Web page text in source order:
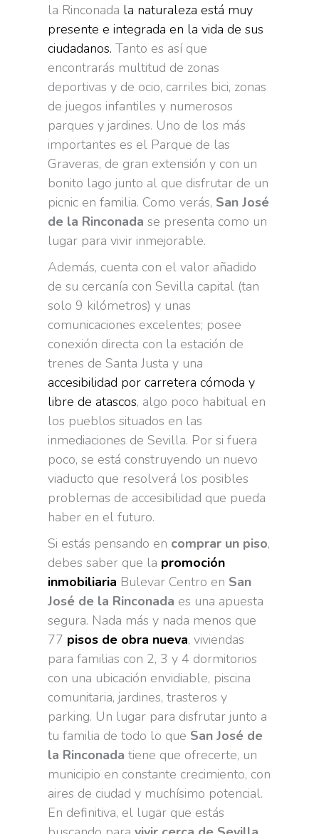
la Rinconada la naturaleza está muy
presente e integrada en la vida de sus
ciudadanos. Tanto es así que
encontrarás multitud de zonas
deportivas y de ocio, carriles bici, zonas
de juegos infantiles y numerosos
parques y jardines. Uno de los más
importantes es el Parque de las
Graveras, de gran extensión y con un
bonito lago junto al que disfrutar de un
picnic en familia. Como verás, San José
de la Rinconada se presenta como un
lugar para vivir inmejorable.
Además, cuenta con el valor añadido
de su cercanía con Sevilla capital (tan
solo 9 kilómetros) y unas
comunicaciones excelentes; posee
conexión directa con la estación de
trenes de Santa Justa y una
accesibilidad por carretera cómoda y
libre de atascos, algo poco habitual en
los pueblos situados en las
inmediaciones de Sevilla. Por si fuera
poco, se está construyendo un nuevo
viaducto que resolverá los posibles
problemas de accesibilidad que pueda
haber en el futuro.
Si estás pensando en comprar un piso,
debes saber que la promoción
inmobiliaria Bulevar Centro en San
José de la Rinconada es una apuesta
segura. Nada más y nada menos que
77 pisos de obra nueva, viviendas
para familias con 2, 3 y 4 dormitorios
con una ubicación envidiable, piscina
comunitaria, jardines, trasteros y
parking. Un lugar para disfrutar junto a
tu familia de todo lo que San José de
la Rinconada tiene que ofrecerte, un
municipio en constante crecimiento, con
aires de ciudad y muchísimo potencial.
En definitiva, el lugar que estás